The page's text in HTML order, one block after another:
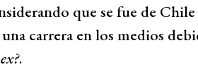
que se fue de
carrera en los medios
.